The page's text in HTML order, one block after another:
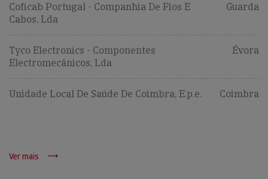
Coficab Portugal - Companhia De Fios E
Cabos, Lda
Guarda
Tyco Electronics - Componentes
Electromecânicos, Lda
Évora
Unidade Local De Saúde De Coimbra, E.p.e. Coimbra
Ver mais